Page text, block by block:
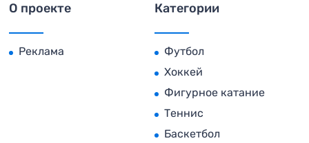
О проекте
Реклама
Категории
Футбол
Хоккей
Фигурное катание
Теннис
Баскетбол